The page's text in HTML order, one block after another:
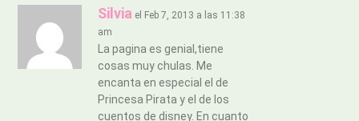
Silvia el Feb 7, 2013 a las 11:38
am
La pagina es genial,tiene
cosas muy chulas. Me
encanta en especial el de
Princesa Pirata y el de los
cuentos de disney. En cuanto